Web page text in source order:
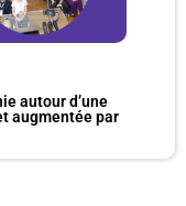
autour d’une
augmentée par